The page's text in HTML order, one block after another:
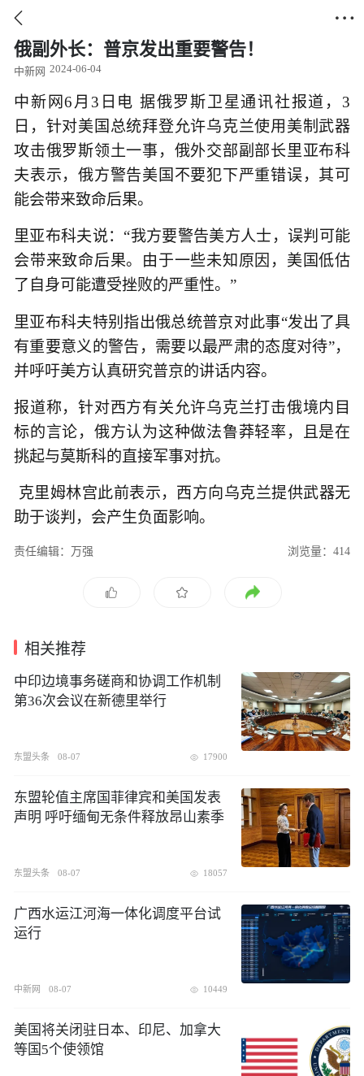
 
俄副外长：普京发出重要警告！
中新网 2024-06-04
中新网6月3日电 据俄罗斯卫星通讯社报道，3
日，针对美国总统拜登允许乌克兰使用美制武器
攻击俄罗斯领土一事，俄外交部副部长里亚布科
夫表示，俄方警告美国不要犯下严重错误，其可
能会带来致命后果。
里亚布科夫说：“我方要警告美方人士，误判可能
会带来致命后果。由于一些未知原因，美国低估
了自身可能遭受挫败的严重性。”
里亚布科夫特别指出俄总统普京对此事“发出了具
有重要意义的警告，需要以最严肃的态度对待”，
并呼吁美方认真研究普京的讲话内容。
报道称，针对西方有关允许乌克兰打击俄境内目
标的言论，俄方认为这种做法鲁莽轻率，且是在
挑起与莫斯科的直接军事对抗。
克里姆林宫此前表示，西方向乌克兰提供武器无
助于谈判，会产生负面影响。
责任编辑：万强 浏览量：414
相关推荐
中印边境事务磋商和协调工作机制
第36次会议在新德里举行
东盟头条 08-07 17900
东盟轮值主席国菲律宾和美国发表
声明 呼吁缅甸无条件释放昂山素季
东盟头条 08-07 18057
广西水运江河海一体化调度平台试
运行
中新网 08-07 10449
美国将关闭驻日本、印尼、加拿大
等国5个使领馆